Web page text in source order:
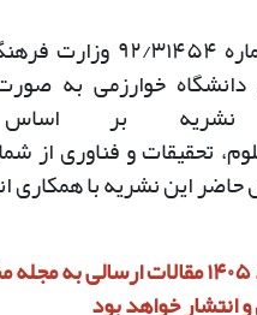
۹۲/۳۱۴۵۴ وزارت
خوارزمی به
نشریه بر
تحقیقات و فناوری از
این نشریه با همکاری
به استحضار نویسندگان گرامی می‌رساند از ۱۸ خرداد ۱۴۰۵ مقالات